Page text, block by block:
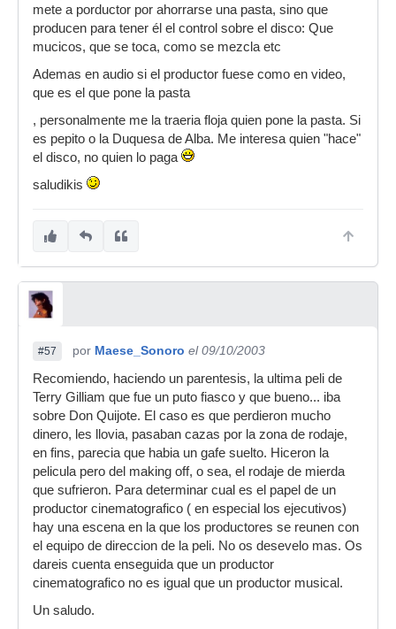
mete a porductor por ahorrarse una pasta, sino que
producen para tener él el control sobre el disco: Que
mucicos, que se toca, como se mezcla etc
Ademas en audio si el productor fuese como en video,
que es el que pone la pasta
, personalmente me la traeria floja quien pone la pasta. Si
es pepito o la Duquesa de Alba. Me interesa quien "hace"
el disco, no quien lo paga
saludikis
#57 por Maese_Sonoro el 09/10/2003
Recomiendo, haciendo un parentesis, la ultima peli de
Terry Gilliam que fue un puto fiasco y que bueno... iba
sobre Don Quijote. El caso es que perdieron mucho
dinero, les llovia, pasaban cazas por la zona de rodaje,
en fins, parecia que habia un gafe suelto. Hiceron la
pelicula pero del making off, o sea, el rodaje de mierda
que sufrieron. Para determinar cual es el papel de un
productor cinematografico ( en especial los ejecutivos)
hay una escena en la que los productores se reunen con
el equipo de direccion de la peli. No os desevelo mas. Os
dareis cuenta enseguida que un productor
cinematografico no es igual que un productor musical.
Un saludo.